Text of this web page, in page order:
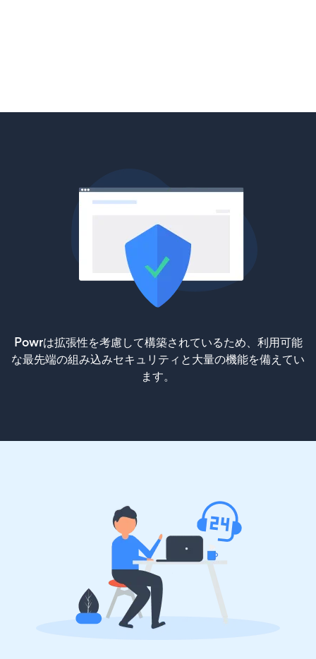
Powrは拡張性を考慮して構築されているため、利用可能
な最先端の組み込みセキュリティと大量の機能を備えてい
ます。